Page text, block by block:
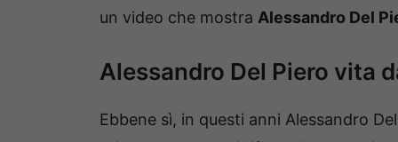
un video che mostra Alessandro Del
Alessandro Del Piero vita
Ebbene sì, in questi anni Alessandro